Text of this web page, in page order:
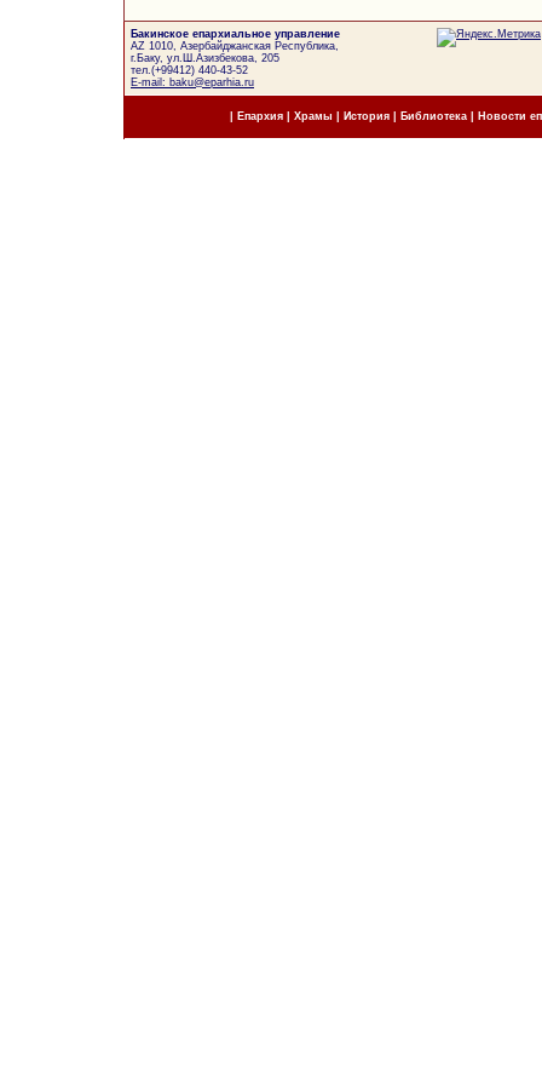
Бакинское епархиальное управление
AZ 1010, Азербайджанская Республика,
г.Баку, ул.Ш.Азизбекова, 205
тел.(+99412) 440-43-52
E-mail: baku@eparhia.ru
Епархия| Храмы История| Библиотека Новости